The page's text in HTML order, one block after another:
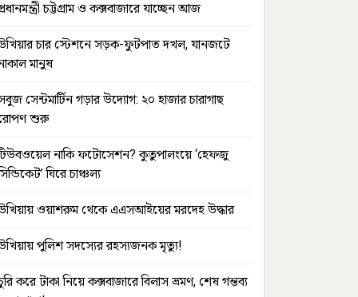
চট্টগ্রাম ও কক্সবাজারে যাচ্ছেন আজ
চার স্টেশনে সড়ক-ফুটপাত দখল, যানজটে
মানুষ
সেন্টমার্টিন গড়ার উদ্যোগ: ২০ হাজার চারাগাছ
শুরু
নাকি ফটোসেশন? কুতুপালংয়ে ‘হেফজু
ঘিরে চাঞ্চল্য
ওয়াশরুম থেকে এএসআইয়ের মরদেহ উদ্ধার
পুলিশ সদস্যের রহস্যজনক মৃত্যু!
করে টাকা নিয়ে কক্সবাজারে বিলাস ভ্রমণ, শেষ গন্তব্য